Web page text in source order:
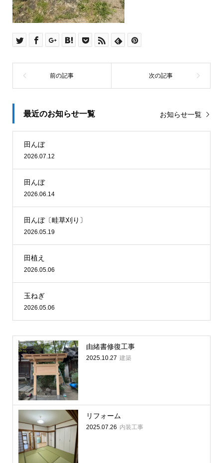
最近のお知らせ一覧 お知らせ一覧
田んぼ
2026.07.12
田んぼ
2026.06.14
田んぼ〔畦草刈り〕
2026.05.19
田植え
2026.05.06
玉ねぎ
2026.05.06
由緒書修復工事
2025.10.27 建築
リフォーム
2025.07.26 内装工事